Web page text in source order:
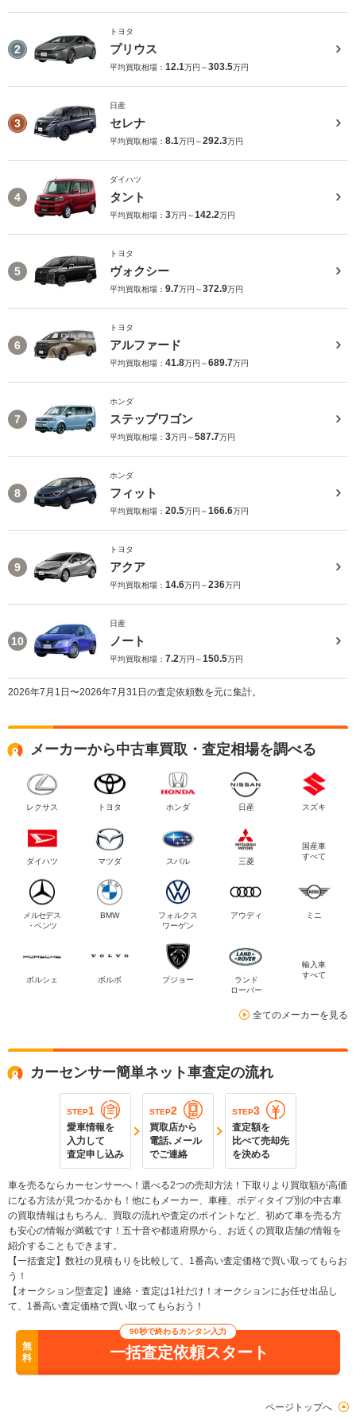
2
トヨタ
プリウス
平均買取相場： 12.1万円～303.5万円
3
日産
セレナ
平均買取相場： 8.1万円～292.3万円
4
ダイハツ
タント
平均買取相場： 3万円～142.2万円
5
トヨタ
ヴォクシー
平均買取相場： 9.7万円～372.9万円
6
トヨタ
アルファード
平均買取相場： 41.8万円～689.7万円
7
ホンダ
ステップワゴン
平均買取相場： 3万円～587.7万円
8
ホンダ
フィット
平均買取相場： 20.5万円～166.6万円
9
トヨタ
アクア
平均買取相場： 14.6万円～236万円
10
日産
ノート
平均買取相場： 7.2万円～150.5万円
2026年7月1日〜2026年7月31日の査定依頼数を元に集計。
メーカーから中古車買取・査定相場を調べる
レクサス トヨタ ホンダ 日産 スズキ
ダイハツ マツダ スバル 三菱
国産車
すべて
メルセデス
・ベンツ
BMW
フォルクス
ワーゲン
アウディ ミニ
ポルシェ ボルボ プジョー
ランド
ローバー
輸入車
すべて
全てのメーカーを見る
カーセンサー簡単ネット車査定の流れ
STEP1
愛車情報を
入力して
査定申し込み
STEP2
買取店から
電話､メール
でご連絡
STEP3
査定額を
比べて売却先
を決める
車を売るならカーセンサーへ！選べる2つの売却方法！下取りより買取額が高価
になる方法が見つかるかも！他にもメーカー、車種、ボディタイプ別の中古車
の買取情報はもちろん、買取の流れや査定のポイントなど、初めて車を売る方
も安心の情報が満載です！五十音や都道府県から、お近くの買取店舗の情報を
紹介することもできます。
【一括査定】数社の見積もりを比較して、1番高い査定価格で買い取ってもらお
う！
【オークション型査定】連絡・査定は1社だけ！オークションにお任せ出品し
て、1番高い査定価格で買い取ってもらおう！
無
料
90秒で終わるカンタン入力
一括査定依頼スタート
ページトップへ